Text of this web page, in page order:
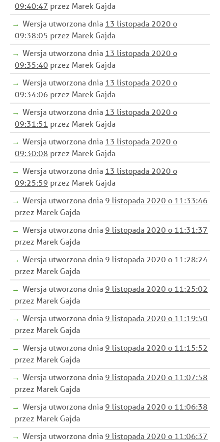
09:40:47 przez Marek Gajda
Wersja utworzona dnia 13 listopada 2020 o
09:38:05 przez Marek Gajda
Wersja utworzona dnia 13 listopada 2020 o
09:35:40 przez Marek Gajda
Wersja utworzona dnia 13 listopada 2020 o
09:34:06 przez Marek Gajda
Wersja utworzona dnia 13 listopada 2020 o
09:31:51 przez Marek Gajda
Wersja utworzona dnia 13 listopada 2020 o
09:30:08 przez Marek Gajda
Wersja utworzona dnia 13 listopada 2020 o
09:25:59 przez Marek Gajda
Wersja utworzona dnia9 listopada 2020 o 11:33:46
przez Marek Gajda
Wersja utworzona dnia9 listopada 2020 o 11:31:37
przez Marek Gajda
Wersja utworzona dnia9 listopada 2020 o 11:28:24
przez Marek Gajda
Wersja utworzona dnia9 listopada 2020 o 11:25:02
przez Marek Gajda
Wersja utworzona dnia9 listopada 2020 o 11:19:50
przez Marek Gajda
Wersja utworzona dnia9 listopada 2020 o 11:15:52
przez Marek Gajda
Wersja utworzona dnia9 listopada 2020 o 11:07:58
przez Marek Gajda
Wersja utworzona dnia9 listopada 2020 o 11:06:38
przez Marek Gajda
Wersja utworzona dnia9 listopada 2020 o 11:06:37